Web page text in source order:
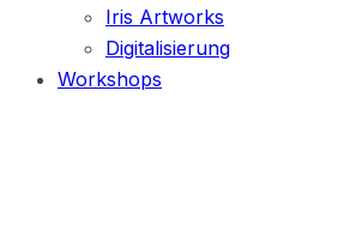
Iris Artworks
Digitalisierung
Workshops